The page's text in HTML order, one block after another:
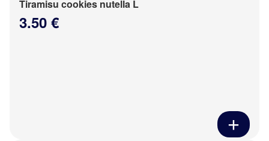
Tiramisu cookies nutella L
3.50 €